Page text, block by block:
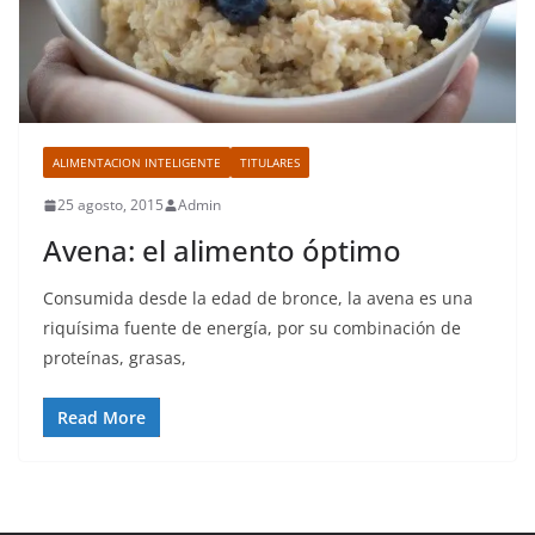
ALIMENTACION INTELIGENTE TITULARES
25 agosto, 2015 Admin
Avena: el alimento óptimo
Consumida desde la edad de bronce, la avena es una
riquísima fuente de energía, por su combinación de
proteínas, grasas,
Read More